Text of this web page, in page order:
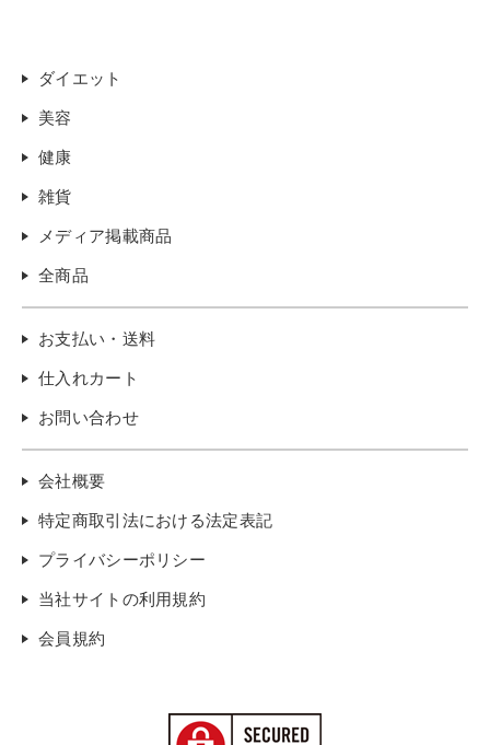
ダイエット
美容
健康
雑貨
メディア掲載商品
全商品
お支払い・送料
仕入れカート
お問い合わせ
会社概要
特定商取引法における法定表記
プライバシーポリシー
当社サイトの利用規約
会員規約